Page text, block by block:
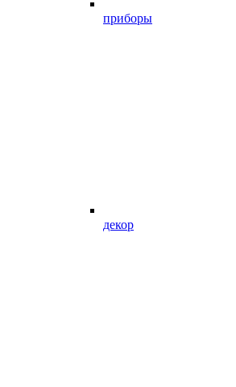
приборы
декор